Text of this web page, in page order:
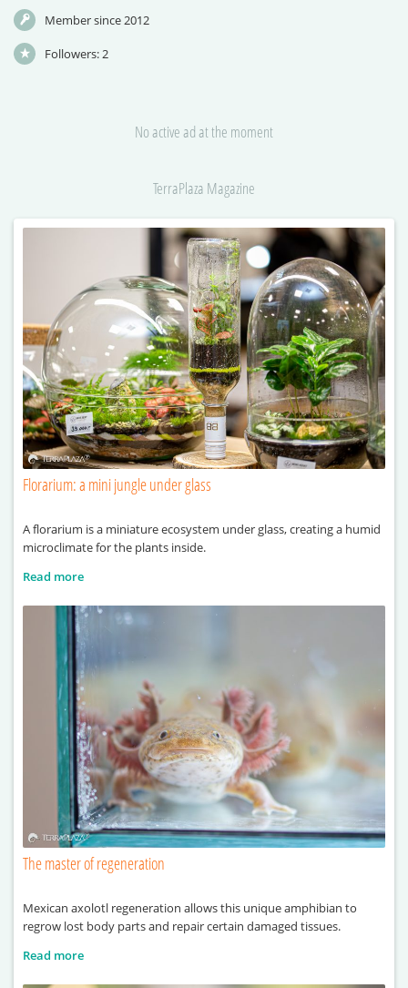
Member since 2012
Followers:2
No active ad at the moment
TerraPlaza Magazine
Florarium: a mini jungle under glass
A florarium is a miniature ecosystem under glass, creating a humid
microclimate for the plants inside.
Read more
The master of regeneration
Mexican axolotl regeneration allows this unique amphibian to
regrow lost body parts and repair certain damaged tissues.
Read more